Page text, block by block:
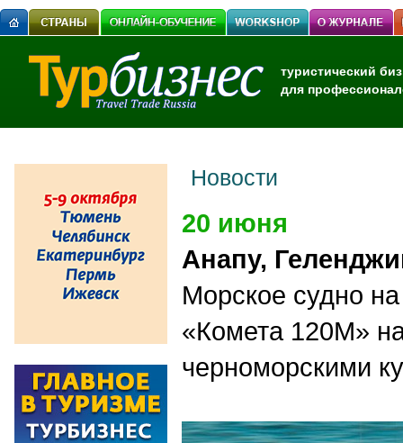
туристический
для
Новости
20 июня
Анапу,
Морское судно
«Комета 120М»
черноморскими